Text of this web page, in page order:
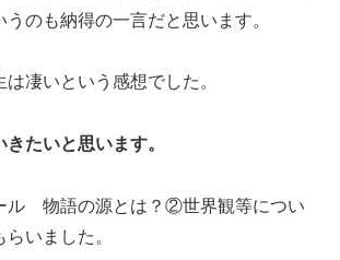
のも納得の一言だと思います。
凄いという感想でした。
たいと思います。
ル 物語の源とは？②世界観等につい
いました。